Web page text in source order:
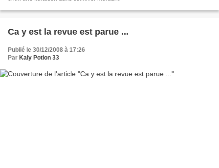
Ca y est la revue est parue ...
Publié le 30/12/2008 à 17:26
Par Kaly Potion 33